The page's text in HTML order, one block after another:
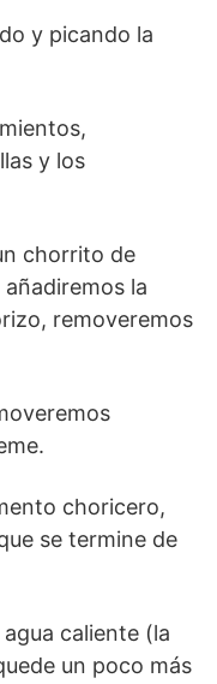
y picando la
y los
chorrito de
la
removeremos
choricero,
se termine de
caliente (la
un poco más